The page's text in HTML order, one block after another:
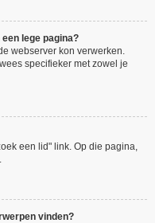
lege pagina?
webserver kon verwerken.
specifieker met zowel je
een lid" link. Op die pagina,
vinden?